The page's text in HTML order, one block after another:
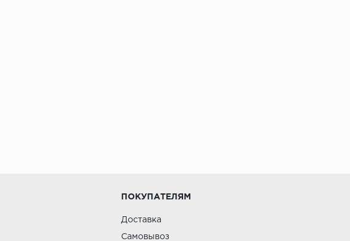
ПОКУПАТЕЛЯМ
Доставка
Самовывоз